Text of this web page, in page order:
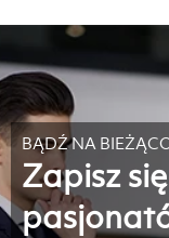
BĄDŹ NA
Zapisz